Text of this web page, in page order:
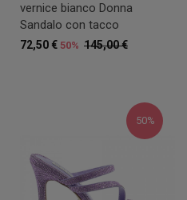
vernice bianco Donna
Sandalo con tacco
145,00 €
72,50 € 50%
50%